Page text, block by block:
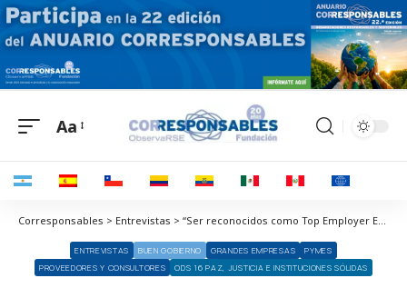
Aa
Corresponsables > Entrevistas > “Ser reconocidos como Top Employer España reafirma nuestra estrategia y las iniciativas que estamos llevando a cabo para ser un empleador de referencia”
ENTREVISTAS BUEN GOBIERNO GRANDES EMPRESAS
PYMES
PROVEEDORES Y CONSULTORES
ODS 16 PAZ, JUSTICIA E INSTITUCIONES SÓLIDAS